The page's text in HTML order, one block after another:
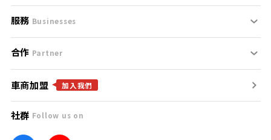
服務條款
免責聲明
隱私權政策
團隊
支援中心
聯絡我們
服務 Businesses
什麼是Goo鑑定？
找好車
找好店
合作 Partner
合作夥伴
廣告合作
車商加盟 加入我們
社群 Follow us on